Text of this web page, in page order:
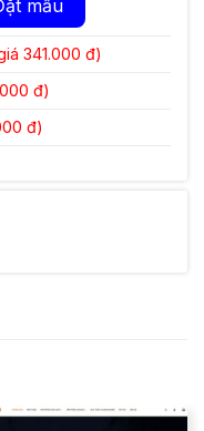
mẫu
341.000 đ)
đ)
đ)